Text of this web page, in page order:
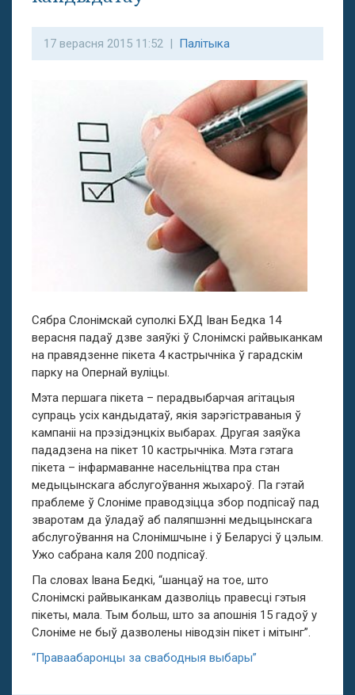
17 верасня 2015 11:52 | Палітыка
Сябра Слонімскай суполкі БХД Іван Бедка 14
верасня падаў дзве заяўкі ў Слонімскі райвыканкам
на правядзенне пікета 4 кастрычніка ў гарадскім
парку на Опернай вуліцы.
Мэта першага пікета – перадвыбарчая агітацыя
супраць усіх кандыдатаў, якія зарэгістраваныя ў
кампаніі на прэзідэнцкіх выбарах. Другая заяўка
пададзена на пікет 10 кастрычніка. Мэта гэтага
пікета – інфармаванне насельніцтва пра стан
медыцынскага абслугоўвання жыхароў. Па гэтай
праблеме ў Слоніме праводзіцца збор подпісаў пад
зваротам да ўладаў аб паляпшэнні медыцынскага
абслугоўвання на Слонімшчыне і ў Беларусі ў цэлым.
Ужо сабрана каля 200 подпісаў.
Па словах Івана Бедкі, “шанцаў на тое, што
Слонімскі райвыканкам дазволіць правесці гэтыя
пікеты, мала. Тым больш, што за апошнія 15 гадоў у
Слоніме не быў дазволены ніводзін пікет і мітынг”.
“Праваабаронцы за свабодныя выбары”